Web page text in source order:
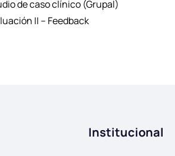
de caso clínico (Grupal)
II – Feedback
Institucional